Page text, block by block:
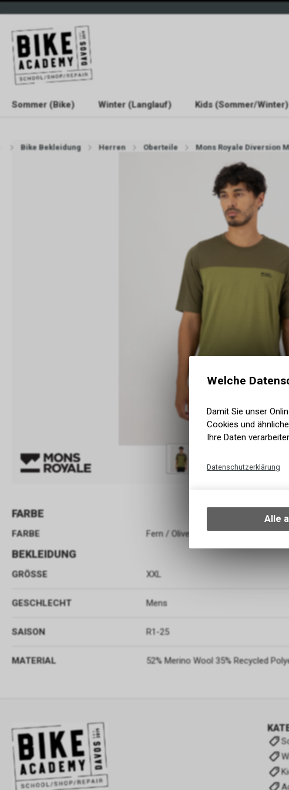
Sommer (Bike) Winter (Langlauf) Kids (Sommer/Winter)
Bike Bekleidung Herren Oberteile Mons Royale Diversion
FARBE
FARBE Fern / Olive
BEKLEIDUNG
GRÖSSE XXL
GESCHLECHT Mens
SAISON R1-25
MATERIAL 52% Merino Wool 35% Recycled
Welche
Damit Sie unser
Cookies und
Ihre Daten
Datenschutzerklärung
Alle